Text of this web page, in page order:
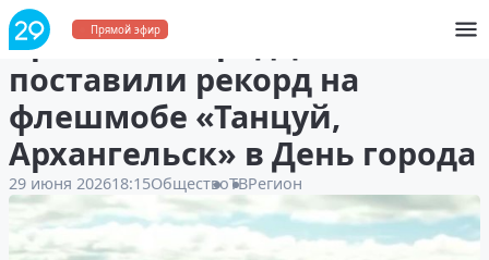
Прямой эфир
Архангелогородцы
поставили рекорд на
флешмобе «Танцуй,
Архангельск» в День города
29 июня 202618:15ОбществоТВРегион